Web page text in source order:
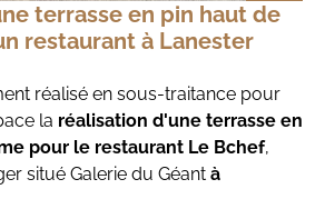
terrasse en pin haut de
restaurant à Lanester
réalisé en sous-traitance pour
la réalisation d'une terrasse en
pour le restaurant Le Bchef,
situé Galerie du Géant à